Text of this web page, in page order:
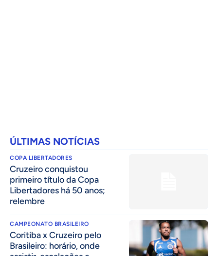
ÚLTIMAS NOTÍCIAS
COPA LIBERTADORES
Cruzeiro conquistou
primeiro título da Copa
Libertadores há 50 anos;
relembre
CAMPEONATO BRASILEIRO
Coritiba x Cruzeiro pelo
Brasileiro: horário, onde